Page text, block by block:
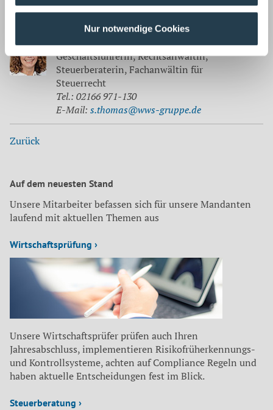
Nur notwendige Cookies
Korrespondenz mit:
Dr. Stephanie Thomas
Geschäftsführerin, Rechtsanwältin,
Steuerberaterin, Fachanwältin für
Steuerrecht
Tel.: 02166 971-130
E-Mail: s.thomas@wws-gruppe.de
Zurück
Auf dem neuesten Stand
Unsere Mitarbeiter befassen sich für unsere Mandanten
laufend mit aktuellen Themen aus
Wirtschaftsprüfung ›
Unsere Wirtschaftsprüfer prüfen auch Ihren
Jahresabschluss, implementieren Risikofrüherkennungs-
und Kontrollsysteme, achten auf Compliance Regeln und
haben aktuelle Entscheidungen fest im Blick.
Steuerberatung ›